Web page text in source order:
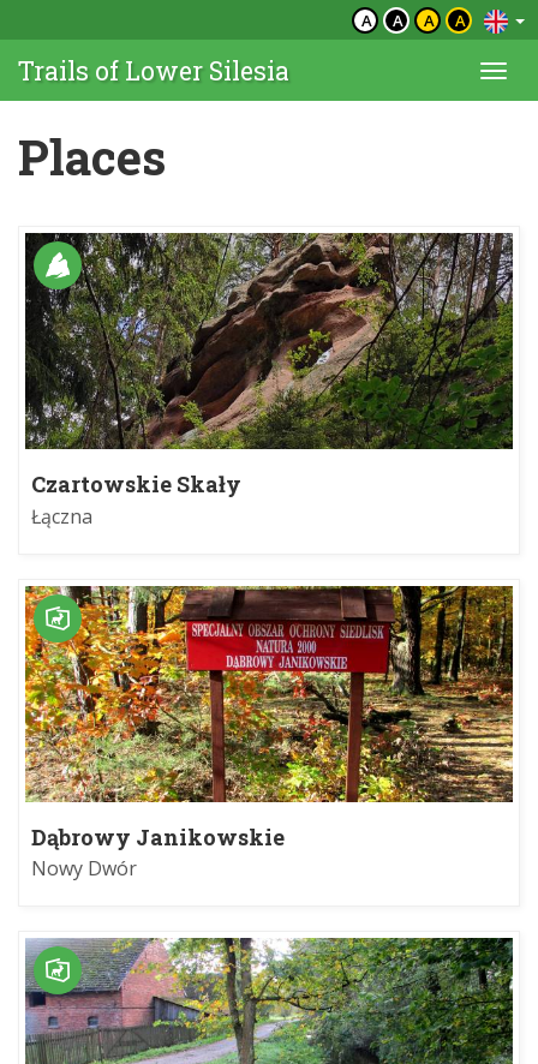
A A A A
Trails of Lower Silesia
Places
Czartowskie Skały
Łączna
Dąbrowy Janikowskie
Nowy Dwór